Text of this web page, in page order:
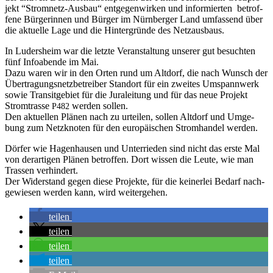
jekt “Strom­netz-Aus­bau“ ent­ge­gen­wir­ken und infor­mier­ten betrof­
fe­ne Bür­ge­rin­nen und Bür­ger im Nürn­ber­ger Land umfas­send über
die aktu­el­le Lage und die Hin­ter­grün­de des Netzausbaus.
In Luders­heim war die letz­te Ver­an­stal­tung unse­rer gut besuch­ten
fünf Info­aben­de im Mai.
Dazu waren wir in den Orten rund um Alt­dorf, die nach Wunsch der
Über­tra­gungs­netz­be­trei­ber Stand­ort für ein zwei­tes Umspann­werk
sowie Tran­sit­ge­biet für die Jura­lei­tung und für das neue Pro­jekt
Strom­tras­se P482 wer­den sollen.
Den aktu­el­len Plä­nen nach zu urtei­len, sol­len Alt­dorf und Umge­
bung zum Netz­kno­ten für den euro­päi­schen Strom­han­del werden.
Dör­fer wie Hagen­hau­sen und Unter­rie­den sind nicht das ers­te Mal
von der­ar­ti­gen Plä­nen betrof­fen. Dort wis­sen die Leu­te, wie man
Tras­sen verhindert.
Der Wider­stand gegen die­se Pro­jek­te, für die kei­ner­lei Bedarf nach­
ge­wie­sen wer­den kann, wird weitergehen.
tei­len
tei­len
tei­len
tei­len